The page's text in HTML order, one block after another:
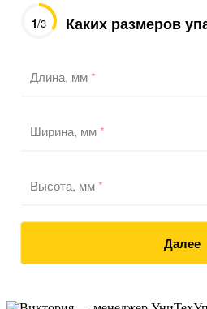
1/3 Каких размеров
Длина, мм*
Ширина, мм*
Высота, мм*
Далее